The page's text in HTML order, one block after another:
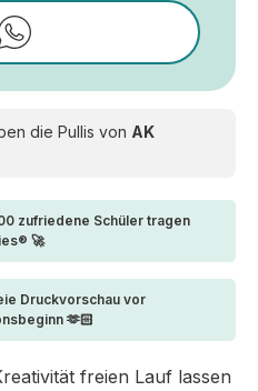
die Pullis von AK
zufriedene Schüler tragen
🚀
Druckvorschau vor
🫶🏻
freien Lauf lassen